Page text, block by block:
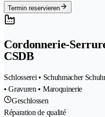
Termin reservieren
Cordonnerie-
CSDB
Schlosserei • Schuhmacher
• Gravuren • Maroquinerie
Geschlossen
Réparation de qualité